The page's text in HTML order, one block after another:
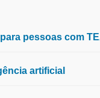
pessoas com
artificial